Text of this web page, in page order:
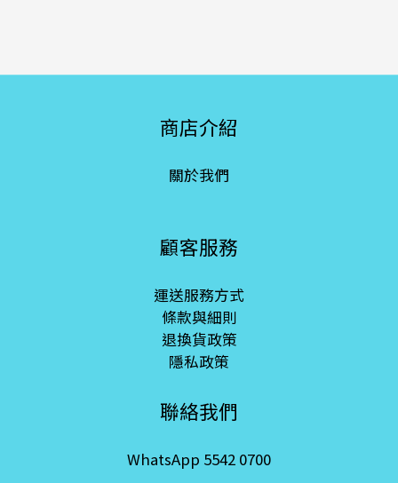
商店介紹
關於我們
顧客服務
運送服務方式
條款與細則
退換貨政策
隱私政策
聯絡我們
WhatsApp 5542 0700